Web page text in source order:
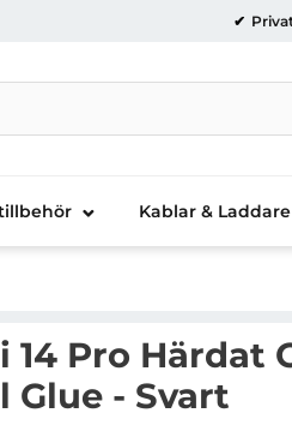
Kablar & Laddare
14 Pro Härdat
Glue - Svart